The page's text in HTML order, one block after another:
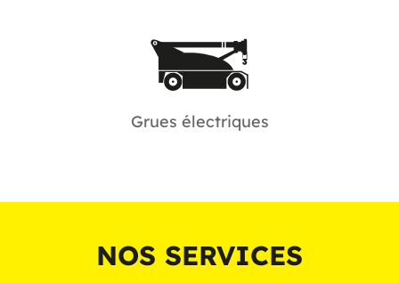
Grues électriques
Explorez notre parc de capacité 2,5 à 50
tonnes.
NOS SERVICES